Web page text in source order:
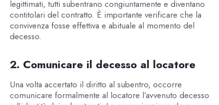
legittimati, tutti subentrano congiuntamente e diventano
contitolari del contratto. È importante verificare che la
convivenza fosse effettiva e abituale al momento del
decesso.
2. Comunicare il decesso al locatore
Una volta accertato il diritto al subentro, occorre
comunicare formalmente al locatore l’avvenuto decesso